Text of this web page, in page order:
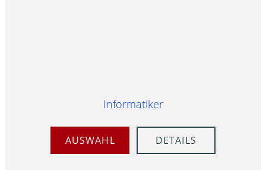
Informatiker
AUSWAHL DETAILS